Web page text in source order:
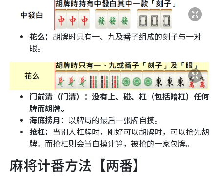
花么： 胡牌时只有一、九及番子组成的刻子与一对
眼。
门前清（门清）：没有上、碰、杠（包括暗杠）任何
牌而胡牌。
海底捞月： 以牌局的最后一张牌自摸。
抢杠： 当别人杠牌时，刚好可以胡牌时，可以抢先胡
牌。而抢杠则会当自摸计算，被抢的一家包牌。
麻将计番方法【两番】